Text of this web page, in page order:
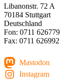
Libanonstr. 72 A
70184 Stuttgart
Deutschland
Fon: 0711 626779
Fax: 0711 626992
Mastodon
Instagram